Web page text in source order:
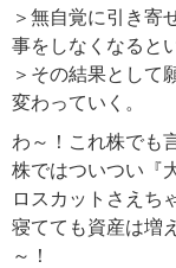
＞無自覚に引き寄
事をしなくなると
＞その結果として
変わっていく。
わ～！これ株でも
株ではついつい『
ロスカットさえち
寝てても資産は増
～！